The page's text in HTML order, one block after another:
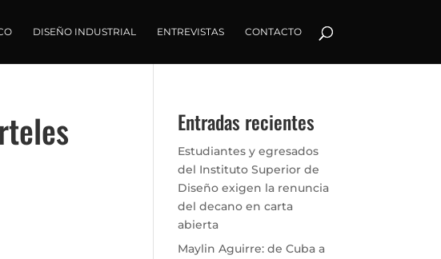
DISEÑO INDUSTRIAL ENTREVISTAS CONTACTO
Entradas recientes
Estudiantes y egresados
del Instituto Superior de
Diseño exigen la renuncia
del decano en carta
abierta
Maylin Aguirre: de Cuba a